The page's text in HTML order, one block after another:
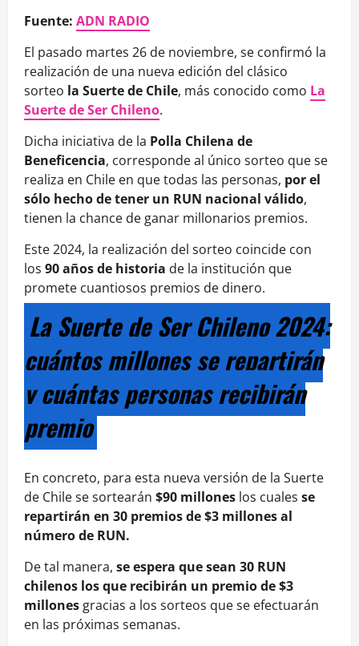
Fuente: ADN RADIO
El pasado martes 26 de noviembre, se confirmó la
realización de una nueva edición del clásico
sorteo la Suerte de Chile, más conocido como La
Suerte de Ser Chileno.
Dicha iniciativa de la Polla Chilena de
Beneficencia, corresponde al único sorteo que se
realiza en Chile en que todas las personas, por el
sólo hecho de tener un RUN nacional válido,
tienen la chance de ganar millonarios premios.
Este 2024, la realización del sorteo coincide con
los 90 años de historia de la institución que
promete cuantiosos premios de dinero.
La Suerte de Ser Chileno 2024:
cuántos millones se repartirán
y cuántas personas recibirán
premio
En concreto, para esta nueva versión de la Suerte
de Chile se sortearán $90 millones los cuales se
repartirán en 30 premios de $3 millones al
número de RUN.
De tal manera, se espera que sean 30 RUN
chilenos los que recibirán un premio de $3
millonesgracias a los sorteos que se efectuarán
en las próximas semanas.